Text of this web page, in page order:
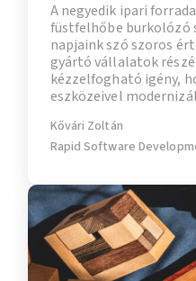
A negyedik ipari
füstfelhőbe burkolózó
napjaink szó szoros
gyártó vállalatok
kézzelfogható igény,
eszközeivel
szinte az első
versenyelőnnyel jár. És
Kővári Zoltán
Rapid Software